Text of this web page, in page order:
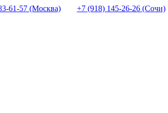
61-57 (Москва)
+7 (918) 145-26-26 (Сочи)